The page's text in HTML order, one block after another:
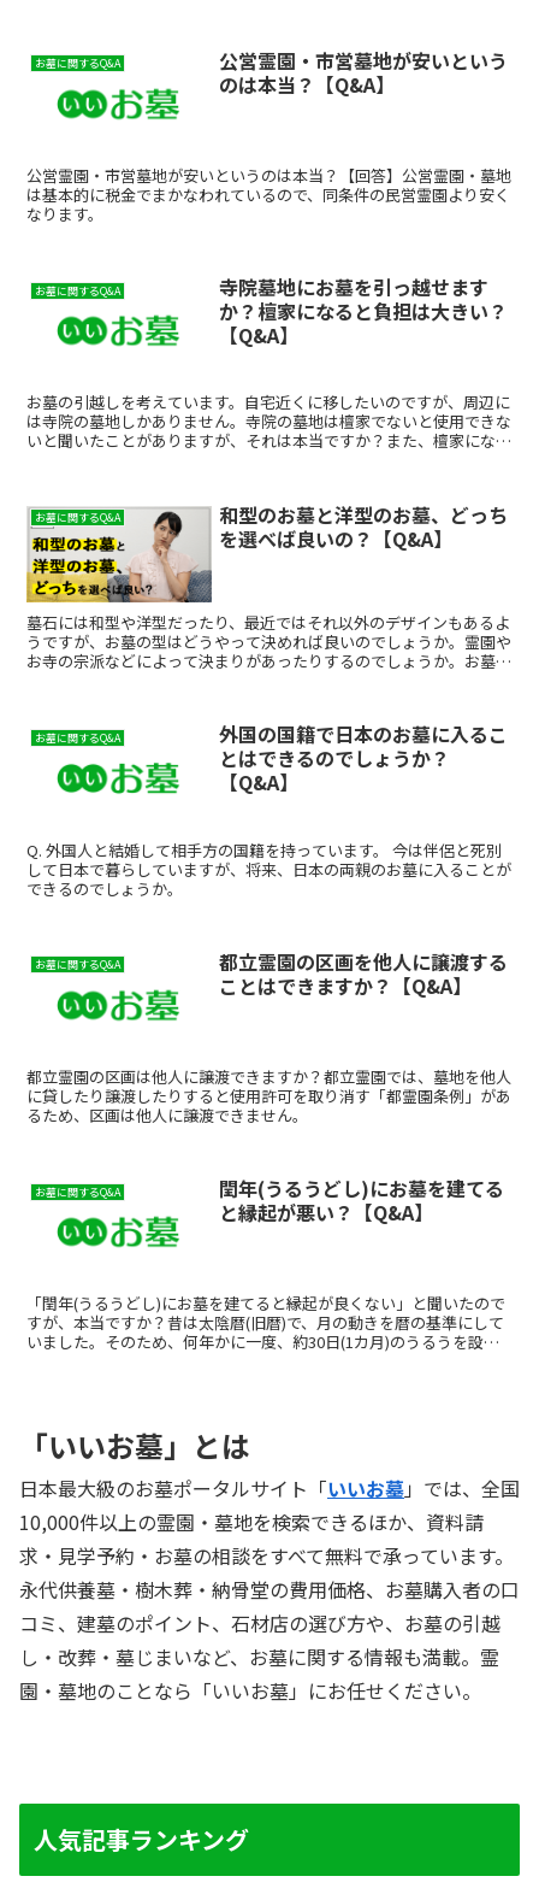
お墓に関するQ&A
公営霊園・市営墓地が安いという
のは本当？【Q&A】
公営霊園・市営墓地が安いというのは本当？【回答】公営霊園・墓地
は基本的に税金でまかなわれているので、同条件の民営霊園より安く
なります。
お墓に関するQ&A
寺院墓地にお墓を引っ越せます
か？檀家になると負担は大きい？
【Q&A】
お墓の引越しを考えています。自宅近くに移したいのですが、周辺に
は寺院の墓地しかありません。寺院の墓地は檀家でないと使用できな
いと聞いたことがありますが、それは本当ですか？また、檀家になる
お墓に関するQ&A
和型のお墓と洋型のお墓、どっち
を選べば良いの？【Q&A】
墓石には和型や洋型だったり、最近ではそれ以外のデザインもあるよ
うですが、お墓の型はどうやって決めれば良いのでしょうか。霊園や
お寺の宗派などによって決まりがあったりするのでしょうか。お墓の
お墓に関するQ&A
外国の国籍で日本のお墓に入るこ
とはできるのでしょうか？
【Q&A】
Q. 外国人と結婚して相手方の国籍を持っています。 今は伴侶と死別
して日本で暮らしていますが、将来、日本の両親のお墓に入ることが
できるのでしょうか。
お墓に関するQ&A
都立霊園の区画を他人に譲渡する
ことはできますか？【Q&A】
都立霊園の区画は他人に譲渡できますか？都立霊園では、墓地を他人
に貸したり譲渡したりすると使用許可を取り消す「都霊園条例」があ
るため、区画は他人に譲渡できません。
お墓に関するQ&A
閏年(うるうどし)にお墓を建てる
と縁起が悪い？【Q&A】
「閏年(うるうどし)にお墓を建てると縁起が良くない」と聞いたので
すが、本当ですか？昔は太陰暦(旧暦)で、月の動きを暦の基準にして
いました。そのため、何年かに一度、約30日(1カ月)のうるうを設け
「いいお墓」とは
日本最大級のお墓ポータルサイト「いいお墓」では、全国
10,000件以上の霊園・墓地を検索できるほか、資料請
求・見学予約・お墓の相談をすべて無料で承っています。
永代供養墓・樹木葬・納骨堂の費用価格、お墓購入者の口
コミ、建墓のポイント、石材店の選び方や、お墓の引越
し・改葬・墓じまいなど、お墓に関する情報も満載。霊
園・墓地のことなら「いいお墓」にお任せください。
人気記事ランキング